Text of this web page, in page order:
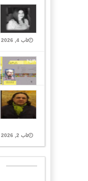
ئاب 4, 2026 Closed
ئاب 2, 2026 Closed